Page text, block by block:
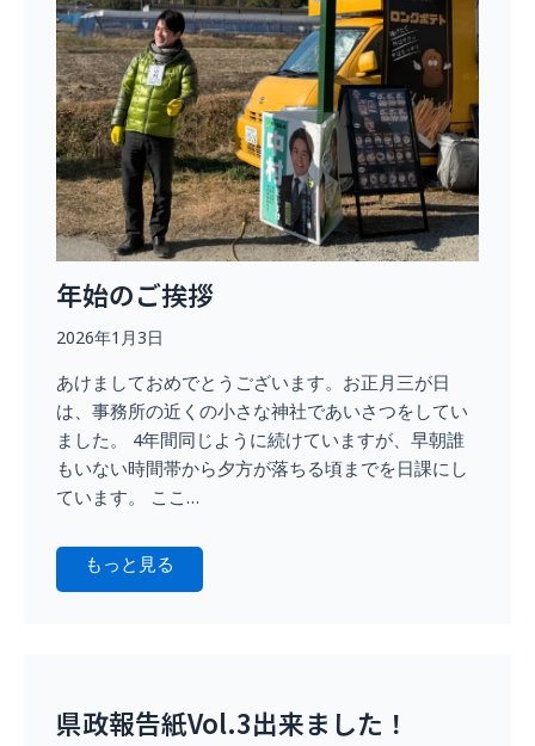
年始のご挨拶
2026年1月3日
あけましておめでとうございます。お正月三が日
は、事務所の近くの小さな神社であいさつをしてい
ました。 4年間同じように続けていますが、早朝誰
もいない時間帯から夕方が落ちる頃までを日課にし
ています。 ここ…
もっと見る
県政報告紙Vol.3出来ました！